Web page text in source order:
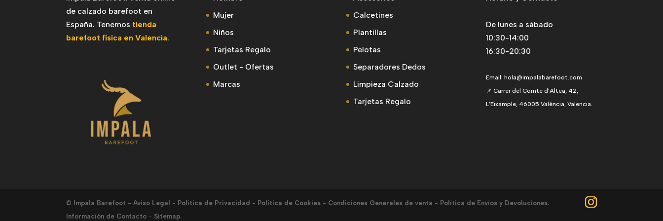
de calzado barefoot en
España. Tenemos tienda
barefoot física en Valencia.
Mujer
Niños
Tarjetas Regalo
Outlet - Ofertas
Marcas
Calcetines
Plantillas
Pelotas
Separadores Dedos
Limpieza Calzado
Tarjetas Regalo
De lunes a sábado
10:30-14:00
16:30-20:30
Email: hola@impalabarefoot.com
📌 Carrer del Comte d'Altea, 42,
L'Eixample, 46005 València, Valencia.
© Impala Barefoot -Aviso Legal - Política de Privacidad - Política de Cookies - Condiciones Generales de venta - Política de Envíos y Devoluciones.
Información de Contacto - Sitemap.